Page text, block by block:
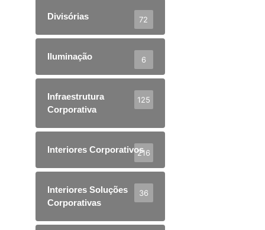
Divisórias 72
Iluminação 6
Infraestrutura
Corporativa
125
Interiores Corporativos216
Interiores Soluções
Corporativas
36